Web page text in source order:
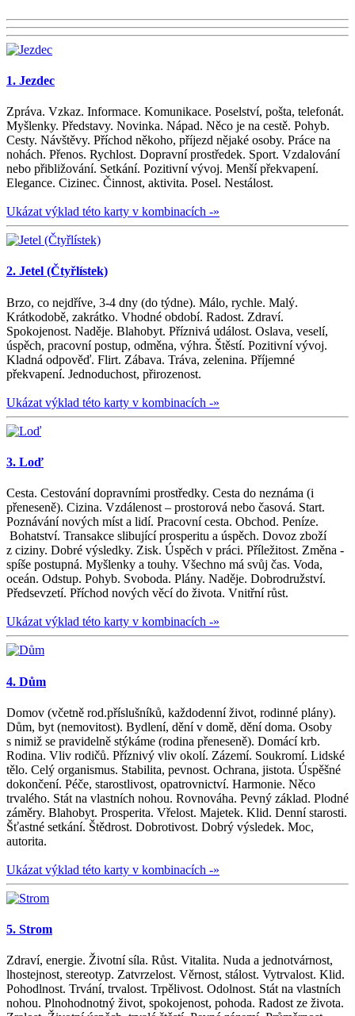
1. Jezdec
Zpráva. Vzkaz. Informace. Komunikace. Poselství, pošta, telefonát.
Myšlenky. Představy. Novinka. Nápad. Něco je na cestě. Pohyb.
Cesty. Návštěvy. Příchod někoho, příjezd nějaké osoby. Práce na
nohách. Přenos. Rychlost. Dopravní prostředek. Sport. Vzdalování
nebo přibližování. Setkání. Pozitivní vývoj. Menší překvapení.
Elegance. Cizinec. Činnost, aktivita. Posel. Nestálost.
Ukázat výklad této karty v kombinacích -»
2. Jetel (Čtyřlístek)
Brzo, co nejdříve, 3-4 dny (do týdne). Málo, rychle. Malý.
Krátkodobě, zakrátko. Vhodné období. Radost. Zdraví.
Spokojenost. Naděje. Blahobyt. Příznivá událost. Oslava, veselí,
úspěch, pracovní postup, odměna, výhra. Štěstí. Pozitivní vývoj.
Kladná odpověď. Flirt. Zábava. Tráva, zelenina. Příjemné
překvapení. Jednoduchost, přirozenost.
Ukázat výklad této karty v kombinacích -»
3. Loď
Cesta. Cestování dopravními prostředky. Cesta do neznáma (i
přeneseně). Cizina. Vzdálenost – prostorová nebo časová. Start.
Poznávání nových míst a lidí. Pracovní cesta. Obchod. Peníze.
Bohatství. Transakce slibující prosperitu a úspěch. Dovoz zboží
z ciziny. Dobré výsledky. Zisk. Úspěch v práci. Příležitost. Změna -
spíše postupná. Myšlenky a touhy. Všechno má svůj čas. Voda,
oceán. Odstup. Pohyb. Svoboda. Plány. Naděje. Dobrodružství.
Předsevzetí. Příchod nových věcí do života. Vnitřní růst.
Ukázat výklad této karty v kombinacích -»
4. Dům
Domov (včetně rod.příslušníků, každodenní život, rodinné plány).
Dům, byt (nemovitost). Bydlení, dění v domě, dění doma. Osoby
s nimiž se pravidelně stýkáme (rodina přeneseně). Domácí krb.
Rodina. Vliv rodičů. Příznivý vliv okolí. Zázemí. Soukromí. Lidské
tělo. Celý organismus. Stabilita, pevnost. Ochrana, jistota. Úspěšné
dokončení. Péče, starostlivost, opatrovnictví. Harmonie. Něco
trvalého. Stát na vlastních nohou. Rovnováha. Pevný základ. Plodné
záměry. Blahobyt. Prosperita. Vřelost. Majetek. Klid. Denní starosti.
Šťastné setkání. Štědrost. Dobrotivost. Dobrý výsledek. Moc,
autorita.
Ukázat výklad této karty v kombinacích -»
5. Strom
Zdraví, energie. Životní síla. Růst. Vitalita. Nuda a jednotvárnost,
lhostejnost, stereotyp. Zatvrzelost. Věrnost, stálost. Vytrvalost. Klid.
Pohodlnost. Trvání, trvalost. Trpělivost. Odolnost. Stát na vlastních
nohou. Plnohodnotný život, spokojenost, pohoda. Radost ze života.